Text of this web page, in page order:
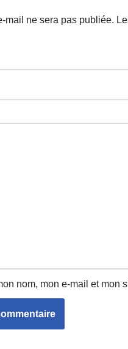
mail ne sera pas publiée.
nom, mon e-mail et mon